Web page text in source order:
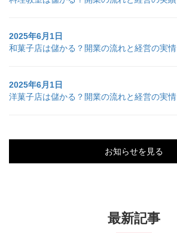
2025年6月1日
和菓子店は儲かる？開業の流れと経営の実情
2025年6月1日
洋菓子店は儲かる？開業の流れと経営の実情
お知らせを見る
最新記事